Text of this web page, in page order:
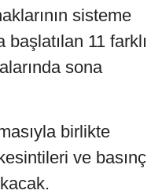
sisteme
başlatılan 11 farklı
sona
birlikte
ve basınç